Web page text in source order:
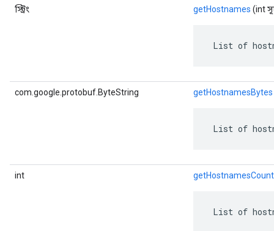
স্ট্রিং getHostnames (int
List of
com.google.protobuf.ByteString getHostnamesBytes
List of
int getHostnamesCount
List of